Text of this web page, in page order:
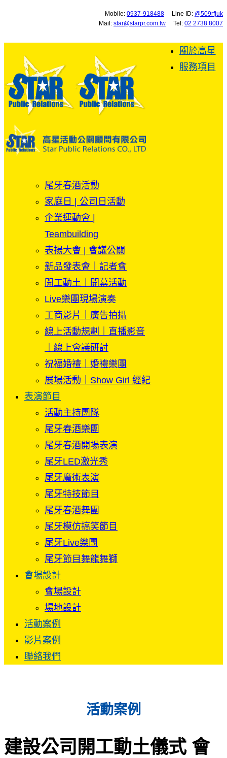
Mobile: 0937-918488 Line ID: @509rfjuk
Mail: star@starpr.com.tw Tel: 02 2738 8007
關於高星
服務項目
尾牙春酒活動
家庭日 | 公司日活動
企業運動會 |
Teambuilding
表揚大會 | 會議公關
新品發表會｜記者會
開工動土｜開幕活動
Live樂團現場演奏
工商影片｜廣告拍攝
線上活動規劃｜直播影音
｜線上會議研討
祝福婚禮｜婚禮樂團
展場活動｜Show Girl 經紀
表演節目
活動主持團隊
尾牙春酒樂團
尾牙春酒開場表演
尾牙LED激光秀
尾牙魔術表演
尾牙特技節目
尾牙春酒舞團
尾牙模仿搞笑節目
尾牙Live樂團
尾牙節目舞龍舞獅
會場設計
會場設計
場地設計
活動案例
影片案例
聯絡我們
活動案例
建設公司開工動土儀式 會